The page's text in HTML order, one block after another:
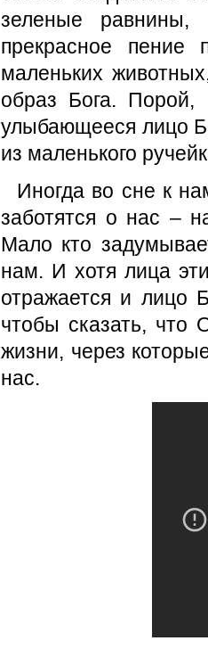
зеленые равнины,
прекрасное пение
маленьких
образ Бога.
улыбающееся лицо
из маленького
Иногда во сне к
заботятся о нас –
Мало кто
нам. И хотя лица
отражается и лицо
чтобы сказать,
жизни, через
нас.